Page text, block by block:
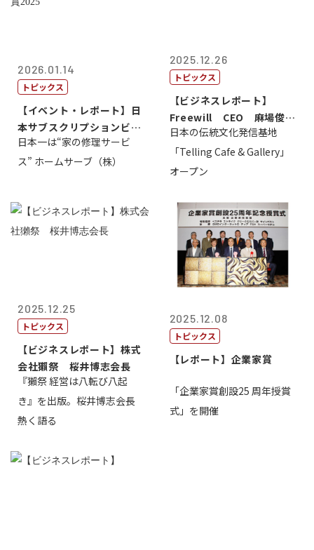
2026.01.14
トピックス
【イベント・レポート】日
本サブスクリプションビジ
ネス大賞20...
日本一は“家の修理サービ
ス” ホームサーブ（株）
2025.12.26
トピックス
【ビジネスレポート】
Freewill CEO 麻場俊行
氏
日本の伝統文化発信基地
「Telling Cafe & Gallery」
オープン
2025.12.25
トピックス
【ビジネスレポート】株式
会社獺祭 桜井博志会長
『獺祭 経営は八転び八起
き』を出版。桜井博志会長
熱く語る
2025.12.08
トピックス
【レポート】企業家賞
「企業家賞創設25 周年授賞
式」を開催